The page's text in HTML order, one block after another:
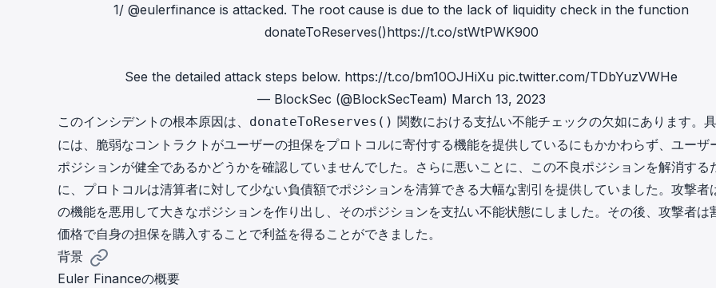
chain transactions with an intuitive
interface.
Address labels, risk scoring, and
1/ @eulerfinance is attacked. The root cause is due to the lack of liquidity check in the function
donateToReserves()https://t.co/stWtPWK900
See the detailed attack steps below. https://t.co/bm10OJHiXu pic.twitter.com/TDbYuzVWHe
— BlockSec (@BlockSecTeam) March 13, 2023
このインシデントの根本原因は、 donateToReserves() 関数における支払い不能チェックの欠如にあります。
には、脆弱なコントラクトがユーザーの担保をプロトコルに寄付する機能を提供しているにもかかわらず、ユーザ
ポジションが健全であるかどうかを確認していませんでした。さらに悪いことに、この不良ポジションを解消する
に、プロトコルは清算者に対して少ない負債額でポジションを清算できる大幅な割引を提供していました。攻撃者
の機能を悪用して大きなポジションを作り出し、そのポジションを支払い不能状態にしました。その後、攻撃者は
価格で自身の担保を購入することで利益を得ることができました。
背景
Euler Financeの概要